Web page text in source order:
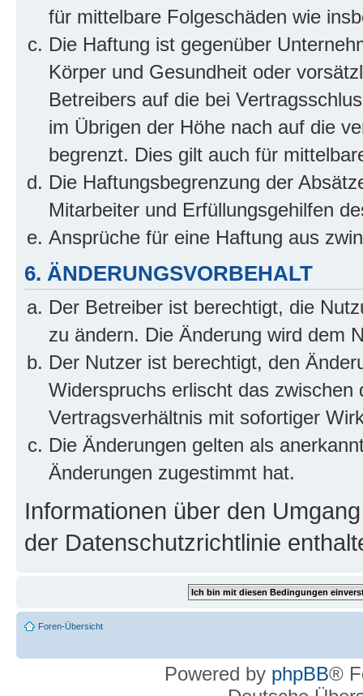
für mittelbare Folgeschäden wie
Die Haftung ist gegenüber
Körper und Gesundheit oder
Betreibers auf die bei
im Übrigen der Höhe nach auf die
begrenzt. Dies gilt auch für
Die Haftungsbegrenzung der
Mitarbeiter und Erfüllungsgehilfen
Ansprüche für eine Haftung aus
6. ÄNDERUNGSVORBEHALT
Der Betreiber ist berechtigt, die
zu ändern. Die Änderung wird dem
Der Nutzer ist berechtigt, den
Widerspruchs erlischt das
Vertragsverhältnis mit sofortiger
Die Änderungen gelten als
Änderungen zugestimmt hat.
Informationen über den
der Datenschutzrichtlinie
Foren-Übersicht
Powered by phpBB®